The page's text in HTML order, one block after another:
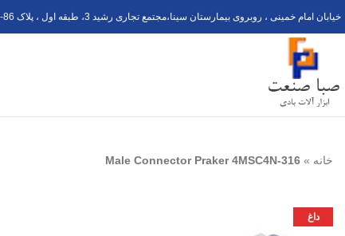
خیابان امام خمینی ، روبروی بیمارستان سینا،مجتمع تجاری رشید 3، طبقه اول ، پلاک 6 8
خانه »
Male Connector Praker 4MSC4N-316
داغ